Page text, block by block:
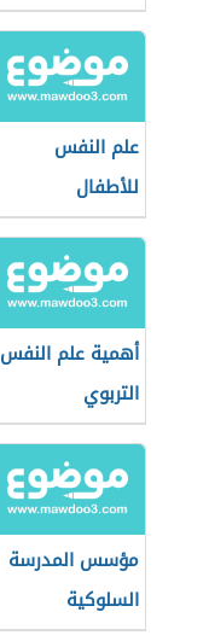
النفسية
علم النفس
للأطفال
أهمية علم النفس
التربوي
مؤسس المدرسة
السلوكية